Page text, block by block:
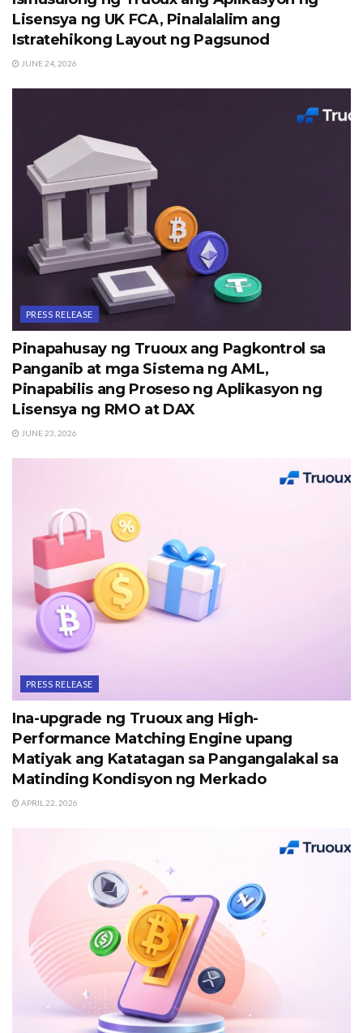
Lisensya ng UK FCA, Pinalalalim ang
Istratehikong Layout ng Pagsunod
JUNE 24, 2026
PRESS RELEASE
Pinapahusay ng Truoux ang Pagkontrol sa
Panganib at mga Sistema ng AML,
Pinapabilis ang Proseso ng Aplikasyon ng
Lisensya ng RMO at DAX
JUNE 23, 2026
PRESS RELEASE
Ina-upgrade ng Truoux ang High-
Performance Matching Engine upang
Matiyak ang Katatagan sa Pangangalakal sa
Matinding Kondisyon ng Merkado
APRIL 22, 2026